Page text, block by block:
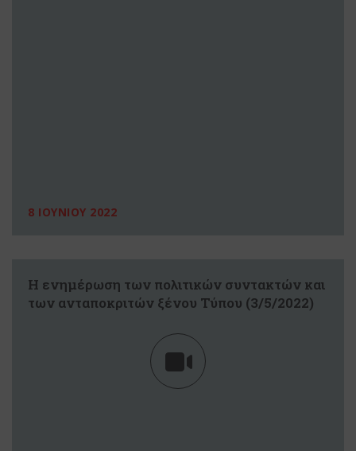
8 ΙΟΥΝΙΟΥ 2022
Η ενημέρωση των πολιτικών συντακτών και
των ανταποκριτών ξένου Τύπου (3/5/2022)